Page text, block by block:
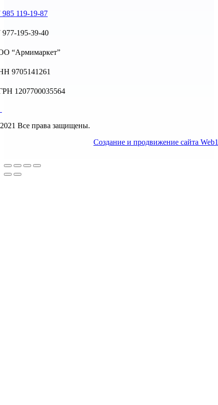
985 119-19-87
977-195-39-40
“Армимаркет”
9705141261
1207700035564
Все права защищены.
Создание и продвижение сайта